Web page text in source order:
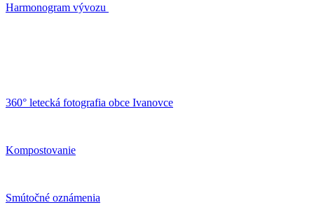
Harmonogram vývozu
360° letecká fotografia obce Ivanovce
Kompostovanie
Smútočné oznámenia